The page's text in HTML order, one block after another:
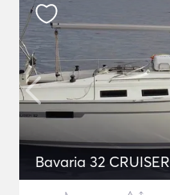
Bavaria 32 CRUISER